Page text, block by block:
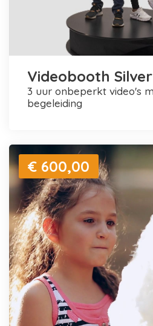
Videobooth Silver
3 uur onbeperkt video's maken + personele
begeleiding
€ 600,00